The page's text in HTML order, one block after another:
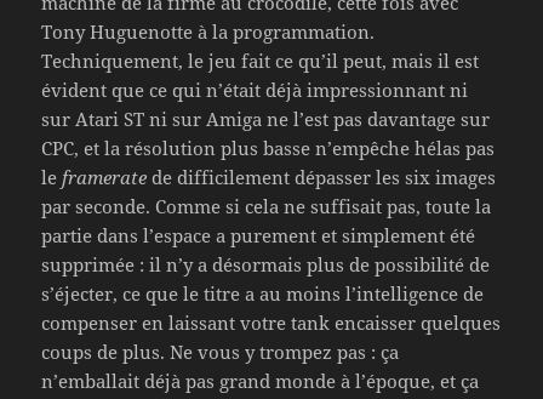
Tony Huguenotte à la programmation.
Techniquement, le jeu fait ce qu’il peut, mais il est
évident que ce qui n’était déjà impressionnant ni
sur Atari ST ni sur Amiga ne l’est pas davantage sur
CPC, et la résolution plus basse n’empêche hélas pas
le framerate de difficilement dépasser les six images
par seconde. Comme si cela ne suffisait pas, toute la
partie dans l’espace a purement et simplement été
supprimée : il n’y a désormais plus de possibilité de
s’éjecter, ce que le titre a au moins l’intelligence de
compenser en laissant votre tank encaisser quelques
coups de plus. Ne vous y trompez pas : ça
n’emballait déjà pas grand monde à l’époque, et ça